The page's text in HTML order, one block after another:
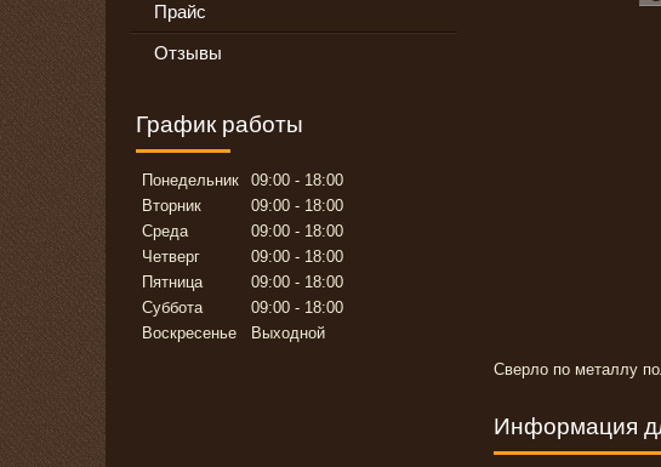
Сверло по металлу
Информация
Прайс
Отзывы
График работы
Понедельник 09:00
18:00
Вторник
09:00
18:00
Среда
09:00
18:00
Четверг
09:00
18:00
Пятница
09:00
18:00
Суббота
09:00
18:00
Воскресенье
Выходной